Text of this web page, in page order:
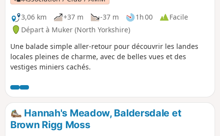
3,06 km
+37 m -37 m 1h 00
Facile
Départ à Muker (North Yorkshire)
Une balade simple aller-retour pour découvrir les landes
locales pleines de charme, avec de belles vues et des
vestiges miniers cachés.
Hannah's Meadow, Baldersdale et
Brown Rigg Moss